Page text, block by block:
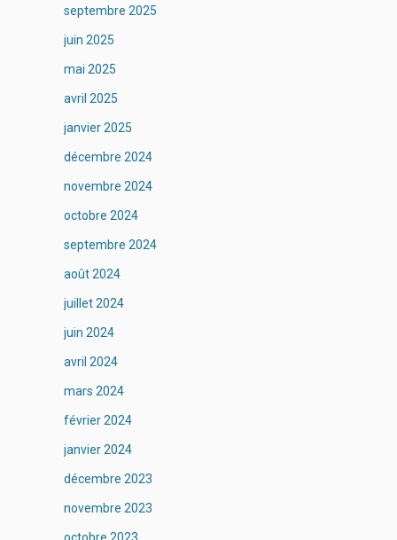
septembre 2025
juin 2025
mai 2025
avril 2025
janvier 2025
décembre 2024
novembre 2024
octobre 2024
septembre 2024
août 2024
juillet 2024
juin 2024
avril 2024
mars 2024
février 2024
janvier 2024
décembre 2023
novembre 2023